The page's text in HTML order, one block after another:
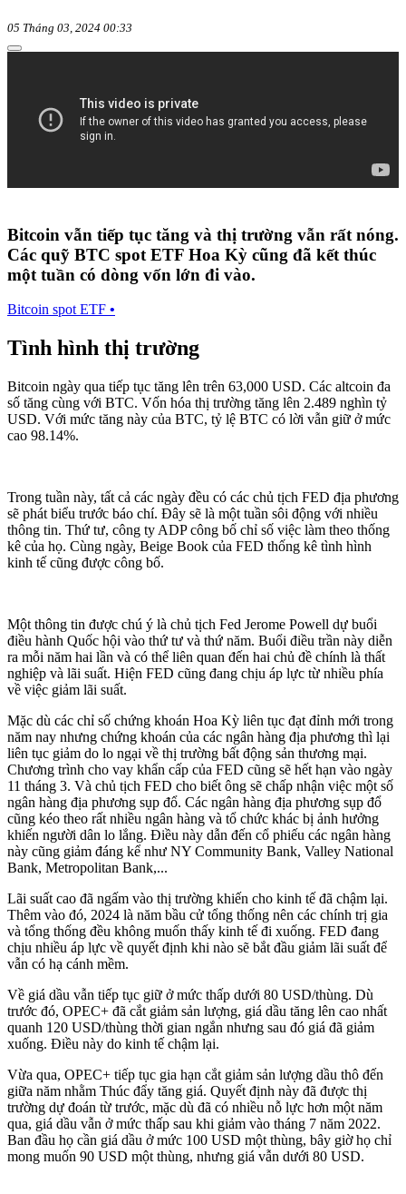
05 Tháng 03, 2024 00:33
Bitcoin vẫn tiếp tục tăng và thị trường vẫn rất nóng.
Các quỹ BTC spot ETF Hoa Kỳ cũng đã kết thúc
một tuần có dòng vốn lớn đi vào.
Bitcoin spot ETF •
Tình hình thị trường
Bitcoin ngày qua tiếp tục tăng lên trên 63,000 USD. Các altcoin đa
số tăng cùng với BTC. Vốn hóa thị trường tăng lên 2.489 nghìn tỷ
USD. Với mức tăng này của BTC, tỷ lệ BTC có lời vẫn giữ ở mức
cao 98.14%.
Trong tuần này, tất cả các ngày đều có các chủ tịch FED địa phương
sẽ phát biểu trước báo chí. Đây sẽ là một tuần sôi động với nhiều
thông tin. Thứ tư, công ty ADP công bố chỉ số việc làm theo thống
kê của họ. Cùng ngày, Beige Book của FED thống kê tình hình
kinh tế cũng được công bố.
Một thông tin được chú ý là chủ tịch Fed Jerome Powell dự buổi
điều hành Quốc hội vào thứ tư và thứ năm. Buổi điều trần này diễn
ra mỗi năm hai lần và có thể liên quan đến hai chủ đề chính là thất
nghiệp và lãi suất. Hiện FED cũng đang chịu áp lực từ nhiều phía
về việc giảm lãi suất.
Mặc dù các chỉ số chứng khoán Hoa Kỳ liên tục đạt đỉnh mới trong
năm nay nhưng chứng khoán của các ngân hàng địa phương thì lại
liên tục giảm do lo ngại về thị trường bất động sản thương mại.
Chương trình cho vay khẩn cấp của FED cũng sẽ hết hạn vào ngày
11 tháng 3. Và chủ tịch FED cho biết ông sẽ chấp nhận việc một số
ngân hàng địa phương sụp đổ. Các ngân hàng địa phương sụp đổ
cũng kéo theo rất nhiều ngân hàng và tổ chức khác bị ảnh hưởng
khiến người dân lo lắng. Điều này dẫn đến cổ phiếu các ngân hàng
này cũng giảm đáng kể như NY Community Bank, Valley National
Bank, Metropolitan Bank,...
Lãi suất cao đã ngấm vào thị trường khiến cho kinh tế đã chậm lại.
Thêm vào đó, 2024 là năm bầu cử tổng thống nên các chính trị gia
và tổng thống đều không muốn thấy kinh tế đi xuống. FED đang
chịu nhiều áp lực về quyết định khi nào sẽ bắt đầu giảm lãi suất để
vẫn có hạ cánh mềm.
Về giá dầu vẫn tiếp tục giữ ở mức thấp dưới 80 USD/thùng. Dù
trước đó, OPEC+ đã cắt giảm sản lượng, giá dầu tăng lên cao nhất
quanh 120 USD/thùng thời gian ngắn nhưng sau đó giá đã giảm
xuống. Điều này do kinh tế chậm lại.
Vừa qua, OPEC+ tiếp tục gia hạn cắt giảm sản lượng dầu thô đến
giữa năm nhằm Thúc đẩy tăng giá. Quyết định này đã được thị
trường dự đoán từ trước, mặc dù đã có nhiều nỗ lực hơn một năm
qua, giá dầu vẫn ở mức thấp sau khi giảm vào tháng 7 năm 2022.
Ban đầu họ cần giá dầu ở mức 100 USD một thùng, bây giờ họ chỉ
mong muốn 90 USD một thùng, nhưng giá vẫn dưới 80 USD.